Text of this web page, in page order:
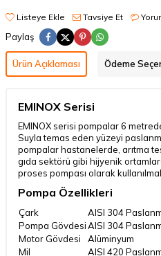
Listeye Ekle Tavsiye Et
Paylaş
Ürün Açıklaması Ödeme
EMINOX Serisi
EMINOX serisi pompalar 6
Suyla temas eden yüzeyi
pompalar hastanelerde, arıtma
gıda sektörü gibi hijyenik
proses pompası olarak
Pompa Özellikleri
Çark
AISI 304
Pompa GövdesiAISI 304
Motor Gövdesi
Alüminyum
Mil
AISI 420